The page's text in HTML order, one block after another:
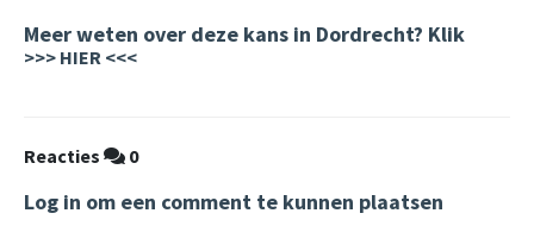
Meer weten over deze kans in Dordrecht? Klik
>>> HIER <<<
Reacties 0
Log in om een comment te kunnen plaatsen